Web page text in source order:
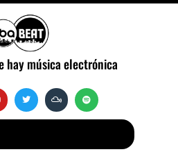
hay música electrónica